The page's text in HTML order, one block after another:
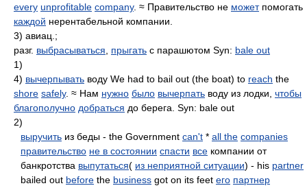
every unprofitable company. ≈ Правительство не можетпомогать
каждой нерентабельной компании.
3) авиац.;
разг. выбрасываться прыгать с парашютом Syn: bale out
1)
4) вычерпывать воду We had to bail out (the boat) to reach the
shore safely. ≈ Нам нужно было вычерпать воду из лодки, чтобы
благополучно добраться до берега. Syn: bale out
2)
выручить из беды - the Government can't * all the companies
правительство не в состоянии спасти все компании от
банкротства выпутаться( из неприятной ситуации) - his partner
bailed out before the business got on its feet его партнер